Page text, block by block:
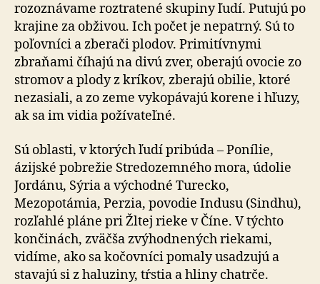
rozoznávame roztratené skupiny ľudí. Putujú po
krajine za obživou. Ich počet je nepatrný. Sú to
poľovníci a zberači plodov. Primitívnymi
zbraňami číhajú na divú zver, oberajú ovocie zo
stromov a plody z kríkov, zberajú obilie, ktoré
nezasiali, a zo zeme vykopávajú korene i hľuzy,
ak sa im vidia požívateľné.
Sú oblasti, v ktorých ľudí pribúda – Ponílie,
ázijské pobrežie Stredozemného mora, údolie
Jordánu, Sýria a východné Turecko,
Mezopotámia, Perzia, povodie Indusu (Sindhu),
rozľahlé pláne pri Žltej rieke v Číne. V týchto
končinách, zväčša zvýhodnených riekami,
vidíme, ako sa kočovníci pomaly usadzujú a
stavajú si z haluziny, tŕstia a hliny chatrče.